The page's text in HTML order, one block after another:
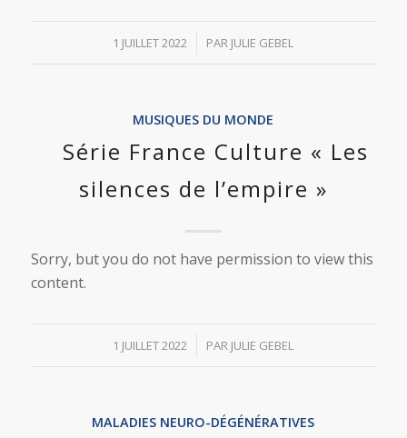
1 JUILLET 2022
/ PAR JULIE GEBEL
MUSIQUES DU MONDE
Série France Culture « Les
silences de l’empire »
Sorry, but you do not have permission to view this
content.
1 JUILLET 2022
/ PAR JULIE GEBEL
MALADIES NEURO-DÉGÉNÉRATIVES